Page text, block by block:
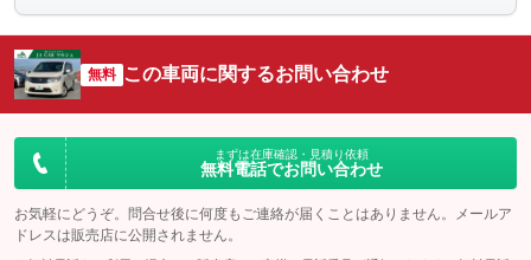
無料 この車両に関するお問い合わせ
まずは在庫確認・見積り依頼
無料電話でお問い合わせ
お気軽にどうぞ。問合せ後に何度もご連絡が届くことはありません。メールア
ドレスは販売店に公開されません。